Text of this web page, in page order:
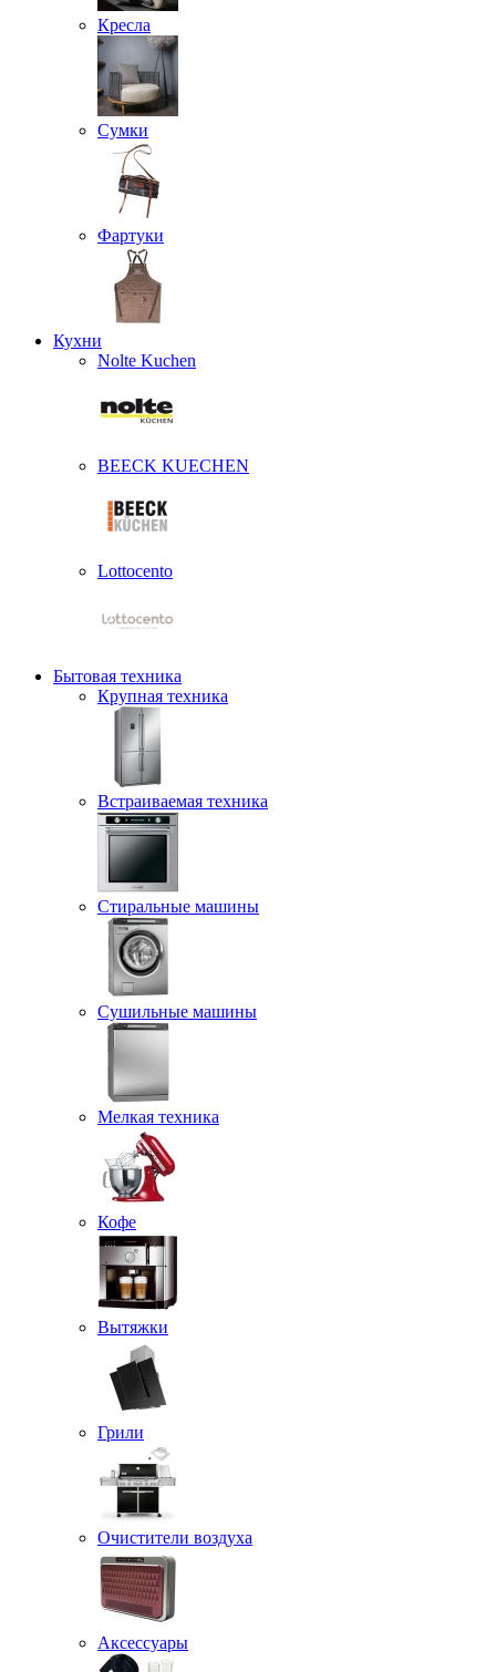
Кресла
Сумки
Фартуки
Кухни
Nolte Kuchen
BEECK KUECHEN
Lottocento
Бытовая техника
Крупная техника
Встраиваемая техника
Стиральные машины
Сушильные машины
Мелкая техника
Кофе
Вытяжки
Грили
Очистители воздуха
Аксессуары